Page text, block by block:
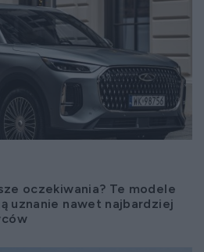
oczekiwania? Te modele
uznanie nawet najbardziej